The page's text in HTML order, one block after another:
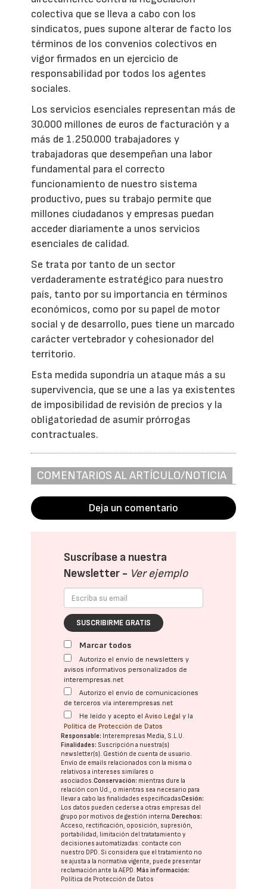
colectiva que se lleva a cabo con los
sindicatos, pues supone alterar de facto los
términos de los convenios colectivos en
vigor firmados en un ejercicio de
responsabilidad por todos los agentes
sociales.
Los servicios esenciales representan más de
30.000 millones de euros de facturación y a
más de 1.250.000 trabajadores y
trabajadoras que desempeñan una labor
fundamental para el correcto
funcionamiento de nuestro sistema
productivo, pues su trabajo permite que
millones ciudadanos y empresas puedan
acceder diariamente a unos servicios
esenciales de calidad.
Se trata por tanto de un sector
verdaderamente estratégico para nuestro
país, tanto por su importancia en términos
económicos, como por su papel de motor
social y de desarrollo, pues tiene un marcado
carácter vertebrador y cohesionador del
territorio.
Esta medida supondría un ataque más a su
supervivencia, que se une a las ya existentes
de imposibilidad de revisión de precios y la
obligatoriedad de asumir prórrogas
contractuales.
COMENTARIOS AL ARTÍCULO/NOTICIA
Deja un comentario
Suscríbase a nuestra
Newsletter - Ver ejemplo
SUSCRIBIRME GRATIS
Marcar todos
Autorizo el envío de newsletters y
avisos informativos personalizados de
interempresas.net
Autorizo el envío de comunicaciones
de terceros vía interempresas.net
He leído y acepto elAviso Legal y la
Política de Protección de Datos
Responsable: Interempresas Media, S.L.U.
Finalidades: Suscripción a nuestra(s)
newsletter(s). Gestión de cuenta de usuario.
Envío de emails relacionados con la misma o
relativos a intereses similares o
asociados.Conservación: mientras dure la
relación con Ud., o mientras sea necesario para
llevar a cabo las finalidades especificadasCesión:
Los datos pueden cederse a otras empresas del
grupo por motivos de gestión interna. Derechos:
Acceso, rectificación, oposición, supresión,
portabilidad, limitación del tratatamiento y
decisiones automatizadas: contacte con
nuestro DPD. Si considera que el tratamiento no
se ajusta a la normativa vigente, puede presentar
reclamación ante laAEPD. Más información:
Política de Protección de Datos